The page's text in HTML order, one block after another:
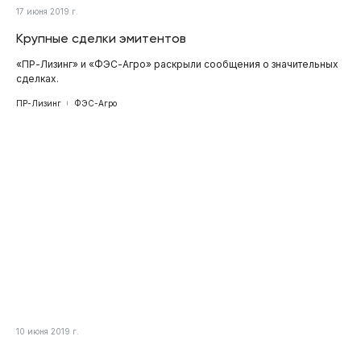
17 июня 2019 г.
Крупные сделки эмитентов
«ПР-Лизинг» и «ФЭС-Агро» раскрыли сообщения о значительных
сделках.
ПР-Лизинг ФЭС-Агро
10 июня 2019 г.